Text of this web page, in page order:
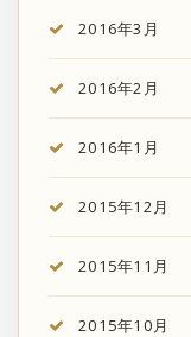
2016年3月
2016年2月
2016年1月
2015年12月
2015年11月
2015年10月